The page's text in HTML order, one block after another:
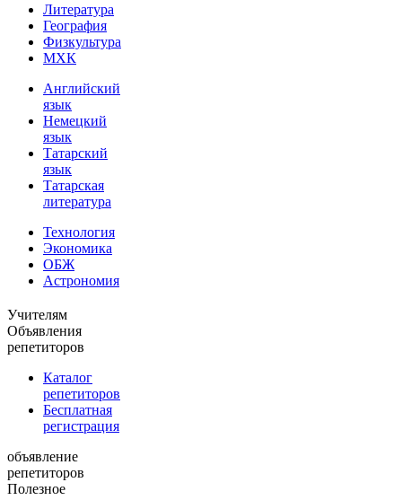
Литература
География
Физкультура
МХК
Английский
язык
Немецкий
язык
Татарский
язык
Татарская
литература
Технология
Экономика
ОБЖ
Астрономия
Учителям
Объявления
репетиторов
Каталог
репетиторов
Бесплатная
регистрация
объявление
репетиторов
Полезное